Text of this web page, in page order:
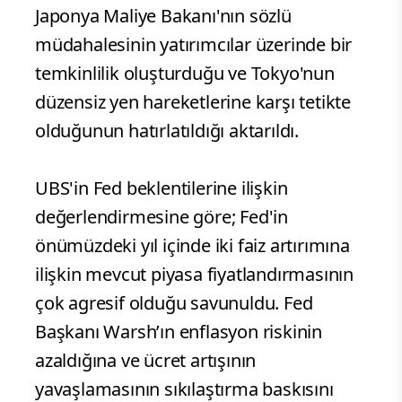
Japonya Maliye Bakanı'nın sözlü
müdahalesinin yatırımcılar üzerinde bir
temkinlilik oluşturduğu ve Tokyo'nun
düzensiz yen hareketlerine karşı tetikte
olduğunun hatırlatıldığı aktarıldı.
UBS'in Fed beklentilerine ilişkin
değerlendirmesine göre; Fed'in
önümüzdeki yıl içinde iki faiz artırımına
ilişkin mevcut piyasa fiyatlandırmasının
çok agresif olduğu savunuldu. Fed
Başkanı Warsh’ın enflasyon riskinin
azaldığına ve ücret artışının
yavaşlamasının sıkılaştırma baskısını